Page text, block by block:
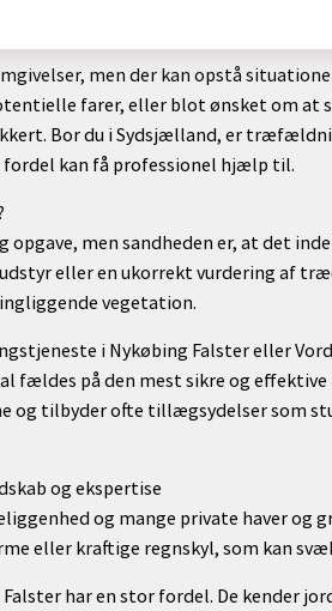
men der kan opstå
farer, eller blot ønsket om at
Bor du i Sydsjælland, er
kan få professionel hjælp til.
men sandheden er, at det
eller en ukorrekt vurdering af
vegetation.
i Nykøbing Falster eller
fældes på den mest sikre og
og tilbyder ofte tillægsydelser som
og ekspertise
og mange private haver og
eller kraftige regnskyl, som kan
har en stor fordel. De kender